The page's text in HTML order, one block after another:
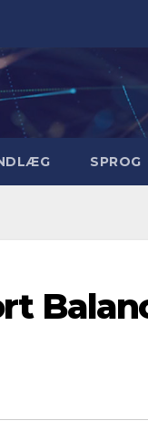
SPROG